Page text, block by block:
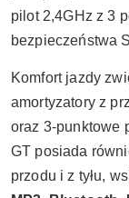
pilot 2,4GHz z 3
bezpieczeństwa
Komfort jazdy
amortyzatory z
oraz 3-punktowe
GT posiada
przodu i z tyłu,